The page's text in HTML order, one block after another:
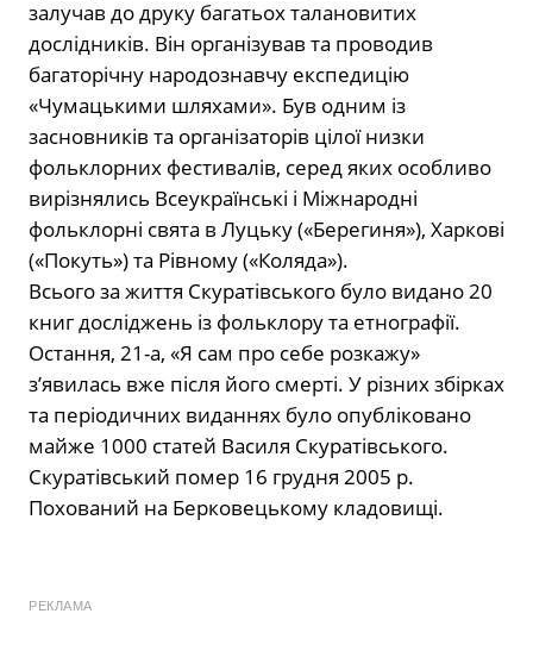
залучав до друку багатьох талановитих
дослідників. Він організував та проводив
багаторічну народознавчу експедицію
«Чумацькими шляхами». Був одним із
засновників та організаторів цілої низки
фольклорних фестивалів, серед яких особливо
вирізнялись Всеукраїнські і Міжнародні
фольклорні свята в Луцьку («Берегиня»), Харкові
(«Покуть») та Рівному («Коляда»).
Всього за життя Скуратівського було видано 20
книг досліджень із фольклору та етнографії.
Остання, 21-а, «Я сам про себе розкажу»
з’явилась вже після його смерті. У різних збірках
та періодичних виданнях було опубліковано
майже 1000 статей Василя Скуратівського.
Скуратівський помер 16 грудня 2005 р.
Похований на Берковецькому кладовищі.
РЕКЛАМА